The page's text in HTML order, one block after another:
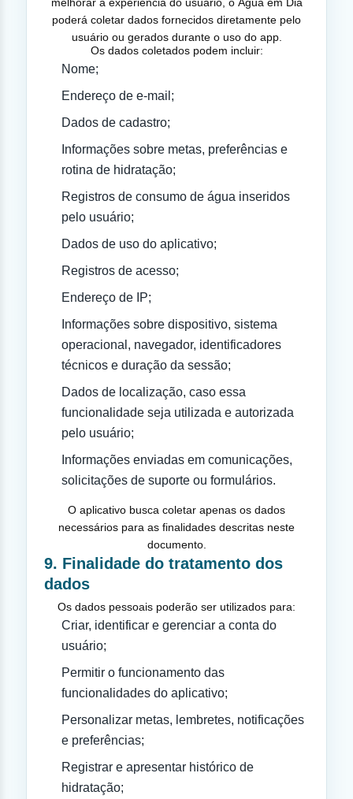
poderá coletar dados fornecidos diretamente pelo
usuário ou gerados durante o uso do app.
Os dados coletados podem incluir:
Nome;
Endereço de e-mail;
Dados de cadastro;
Informações sobre metas, preferências e
rotina de hidratação;
Registros de consumo de água inseridos
pelo usuário;
Dados de uso do aplicativo;
Registros de acesso;
Endereço de IP;
Informações sobre dispositivo, sistema
operacional, navegador, identificadores
técnicos e duração da sessão;
Dados de localização, caso essa
funcionalidade seja utilizada e autorizada
pelo usuário;
Informações enviadas em comunicações,
solicitações de suporte ou formulários.
O aplicativo busca coletar apenas os dados
necessários para as finalidades descritas neste
documento.
9. Finalidade do tratamento dos
dados
Os dados pessoais poderão ser utilizados para:
Criar, identificar e gerenciar a conta do
usuário;
Permitir o funcionamento das
funcionalidades do aplicativo;
Personalizar metas, lembretes, notificações
e preferências;
Registrar e apresentar histórico de
hidratação;